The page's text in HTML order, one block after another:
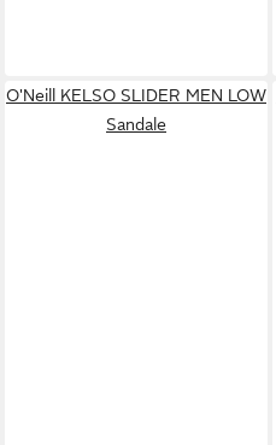
O'Neill KELSO SLIDER MEN LOW
Sandale